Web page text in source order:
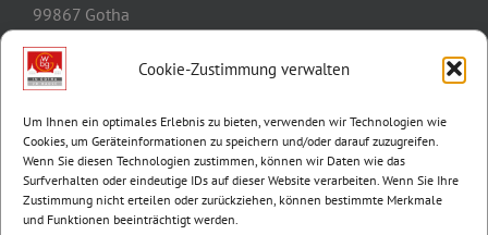
Cookie-Zustimmung verwalten
Um Ihnen ein optimales Erlebnis zu bieten, verwenden wir Technologien wie
Cookies, um Geräteinformationen zu speichern und/oder darauf zuzugreifen.
Wenn Sie diesen Technologien zustimmen, können wir Daten wie das
Surfverhalten oder eindeutige IDs auf dieser Website verarbeiten. Wenn Sie Ihre
Zustimmung nicht erteilen oder zurückziehen, können bestimmte Merkmale
und Funktionen beeinträchtigt werden.
99867 Gotha
Telefon:
E-Mail:
info@wbg-gotha.de